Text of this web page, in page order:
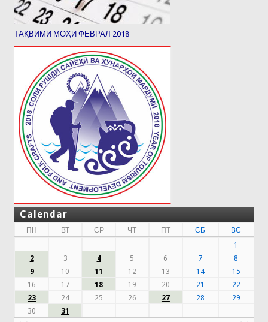
ТАҚВИМИ МОҲИ ФЕВРАЛ 2018
Calendar
ПН ВТ СР ЧТ ПТ СБ
ВС
1
2
3 4 5 6 7
8
9
10 11 12 13 14
15
16
17 18 19 20 21
22
23
24 25 26 27 28
29
30
31